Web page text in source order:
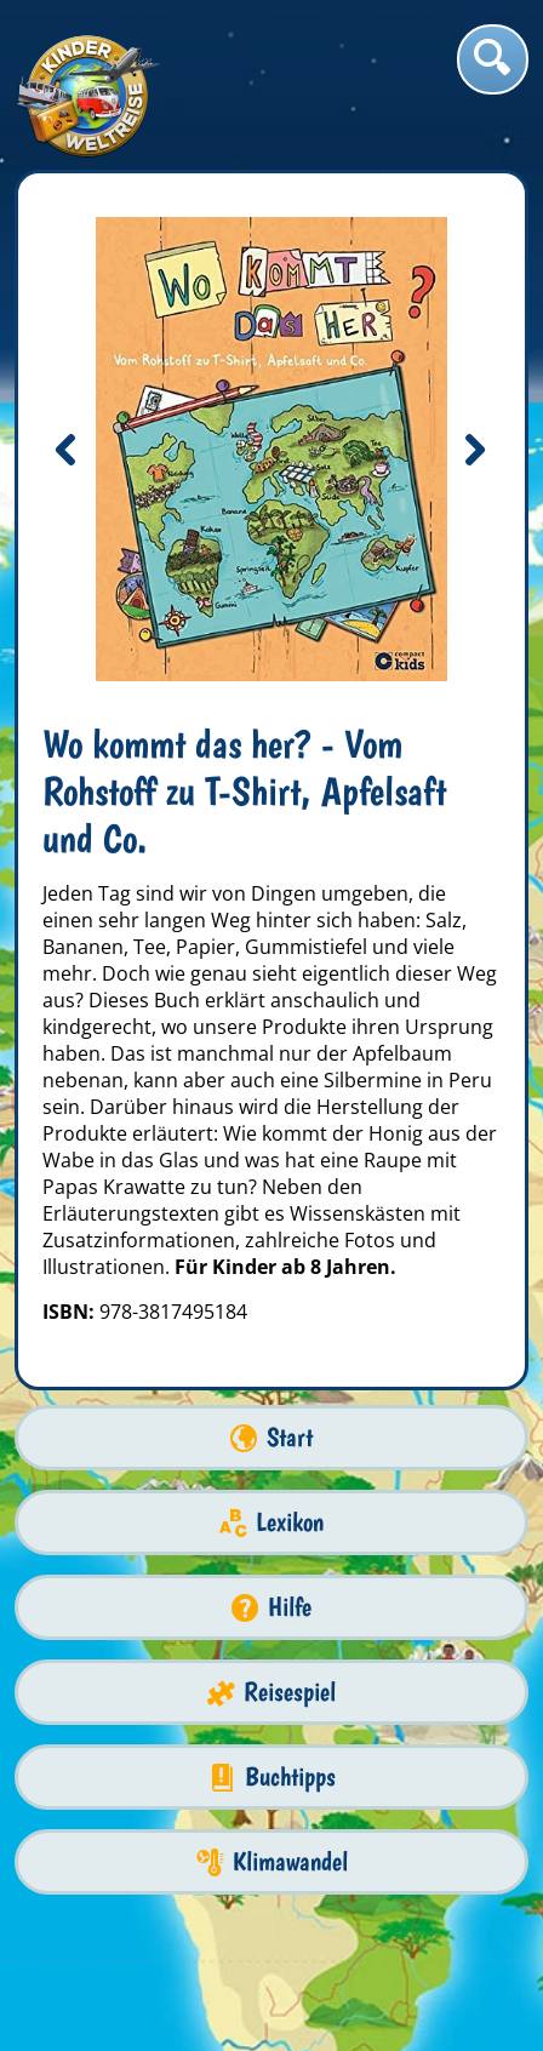
Wo kommt das her? - Vom
Rohstoff zu T-Shirt, Apfelsaft
und Co.
Jeden Tag sind wir von Dingen umgeben, die
einen sehr langen Weg hinter sich haben: Salz,
Bananen, Tee, Papier, Gummistiefel und viele
mehr. Doch wie genau sieht eigentlich dieser Weg
aus? Dieses Buch erklärt anschaulich und
kindgerecht, wo unsere Produkte ihren Ursprung
haben. Das ist manchmal nur der Apfelbaum
nebenan, kann aber auch eine Silbermine in Peru
sein. Darüber hinaus wird die Herstellung der
Produkte erläutert: Wie kommt der Honig aus der
Wabe in das Glas und was hat eine Raupe mit
Papas Krawatte zu tun? Neben den
Erläuterungstexten gibt es Wissenskästen mit
Zusatzinformationen, zahlreiche Fotos und
Illustrationen. Für Kinder ab 8 Jahren.
ISBN: 978-3817495184
Start
Lexikon
Hilfe
Reisespiel
Buchtipps
Klimawandel